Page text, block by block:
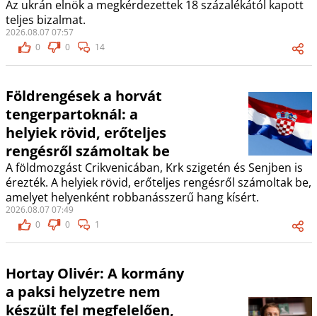
Az ukrán elnök a megkérdezettek 18 százalékától kapott
teljes bizalmat.
2026.08.07 07:57
0
0 14
Földrengések a horvát
tengerpartoknál: a
helyiek rövid, erőteljes
rengésről számoltak be
A földmozgást Crikvenicában, Krk szigetén és Senjben is
érezték. A helyiek rövid, erőteljes rengésről számoltak be,
amelyet helyenként robbanásszerű hang kísért.
2026.08.07 07:49
0
0 1
Hortay Olivér: A kormány
a paksi helyzetre nem
készült fel megfelelően,